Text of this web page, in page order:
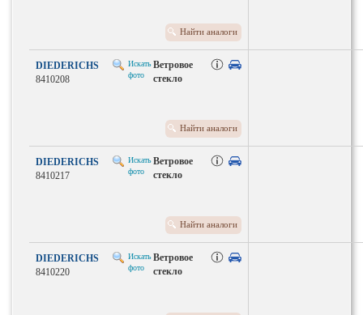
Найти аналоги
DIEDERICHS
8410208
Искать
фото
Ветровое
стекло
Найти аналоги
DIEDERICHS
8410217
Искать
фото
Ветровое
стекло
Найти аналоги
DIEDERICHS
8410220
Искать
фото
Ветровое
стекло